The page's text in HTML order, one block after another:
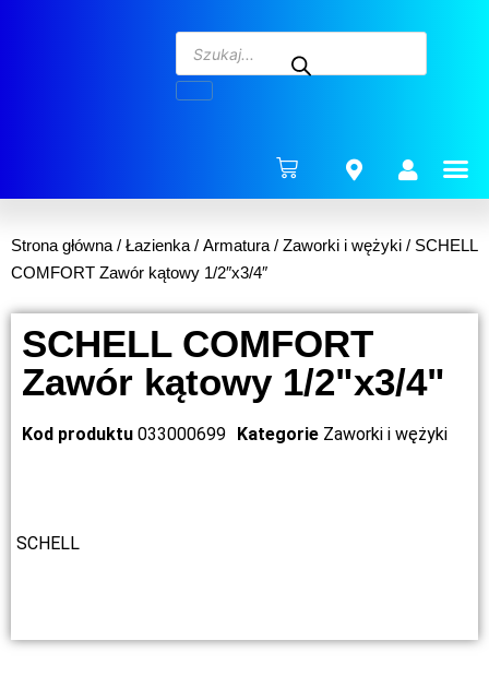
Strona główna / Łazienka / Armatura / Zaworki i wężyki / SCHELL
COMFORT Zawór kątowy 1/2″x3/4″
SCHELL COMFORT
Zawór kątowy 1/2"x3/4"
Kod produktu 033000699 Kategorie Zaworki i wężyki
SCHELL